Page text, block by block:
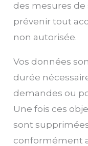
des mesures
prévenir tout
non autorisée.
Vos données
durée
demandes ou
Une fois ces
sont
conformément